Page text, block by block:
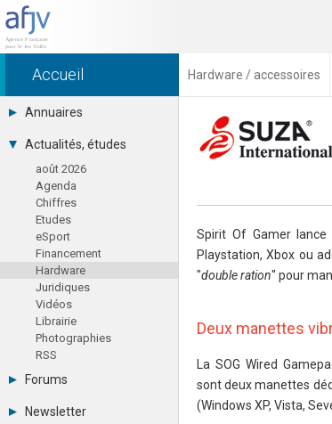
Accueil Hardware / accessoires
Annuaires
Toutes les sociétés (691)
Studios (418)
Editeurs (49)
Distributeurs (16)
Hard. / Accessoires (10)
Middlewares (15)
Prestataires (99)
Assoc. / Syndicats (21)
Formations / Ecoles (46)
Presse spécialisée (17)
Actualités, études
août 2026
Agenda
Chiffres
Etudes
eSport
Financement
Hardware
Juridiques
Vidéos
Librairie
Photographies
RSS
Forums
Tous les forums
Newsletter
Spirit Of Gamer
Playstation, Xbox ou
"double ration" pour
Deux manettes
La SOG Wired
sont deux manettes
(Windows XP, Vista,